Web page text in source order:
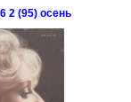
2 (95) осень